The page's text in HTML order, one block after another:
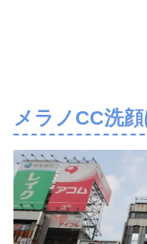
メラノCC洗